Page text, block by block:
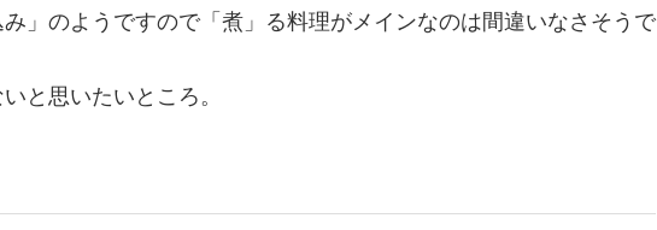
」のようですので「煮」る料理がメインなのは間違いなさそうで
と思いたいところ。